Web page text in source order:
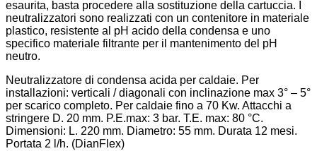
esaurita, basta procedere alla sostituzione della cartuccia. I
neutralizzatori sono realizzati con un contenitore in materiale
plastico, resistente al pH acido della condensa e uno
specifico materiale filtrante per il mantenimento del pH
neutro.
Neutralizzatore di condensa acida per caldaie. Per
installazioni: verticali / diagonali con inclinazione max 3° – 5°
per scarico completo. Per caldaie fino a 70 Kw. Attacchi a
stringere D. 20 mm. P.E.max: 3 bar. T.E. max: 80 °C.
Dimensioni: L. 220 mm. Diametro: 55 mm. Durata 12 mesi.
Portata 2 l/h. (DianFlex)